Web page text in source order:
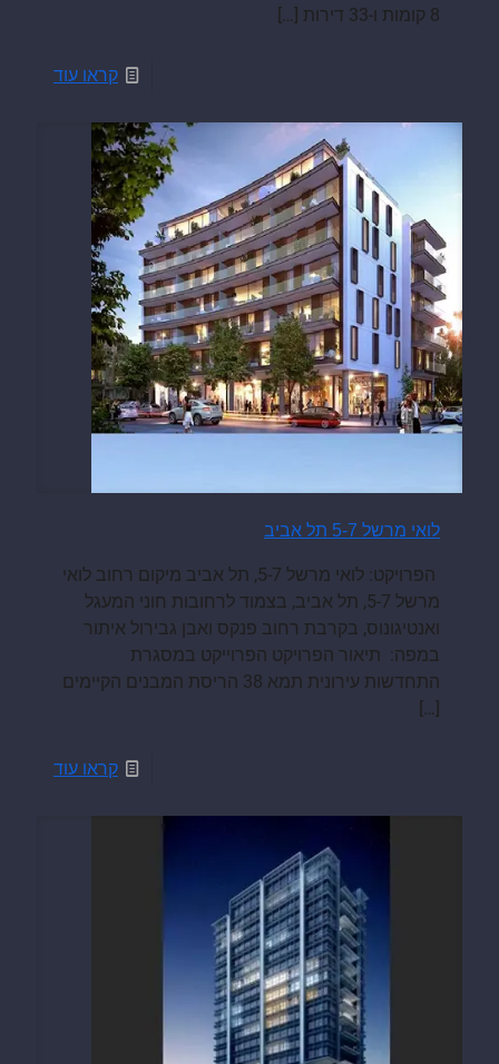
8 קומות ו-33 דירות
[…]
קראו עוד
לואי מרשל 5-7 תל אביב
הפרויקט: לואי מרשל 5-7, תל אביב מיקום רחוב לואי
מרשל 5-7, תל אביב, בצמוד לרחובות חוני המעגל
ואנטיגונוס, בקרבת רחוב פנקס ואבן גבירול איתור
במפה: תיאור הפרויקט הפרוייקט במסגרת
התחדשות עירונית תמא 38 הריסת המבנים הקיימים
[…]
קראו עוד